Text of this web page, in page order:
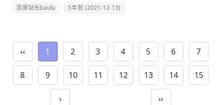
百度站长baidu 5年前 (2021-12-13)
‹‹ 1 2 3 4 5 6 7
8 9 10 11 12 13 14 15
› ››